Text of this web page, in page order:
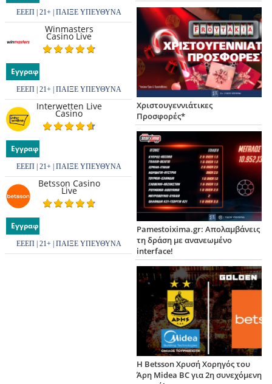
ΕΕΕΠ | 21+ | ΠΑΙΞΕ ΥΠΕΥΘΥΝΑ
Winmasters
Casino Live
Εγγραφή
ΕΕΕΠ | 21+ | ΠΑΙΞΕ ΥΠΕΥΘΥΝΑ
Interwetten Live
Casino
Εγγραφή
ΕΕΕΠ | 21+ | ΠΑΙΞΕ ΥΠΕΥΘΥΝΑ
Betsson Casino
Live
Εγγραφή
ΕΕΕΠ | 21+ | ΠΑΙΞΕ ΥΠΕΥΘΥΝΑ
Χριστουγεννιάτικες
Προσφορές*
Pamestoixima.gr: Απολαμβάνεις
τη δράση με ανανεωμένο
interface!
Η Betsson Χρυσή Χορηγός του
Άρη Midea BC για 2η συνεχόμενη